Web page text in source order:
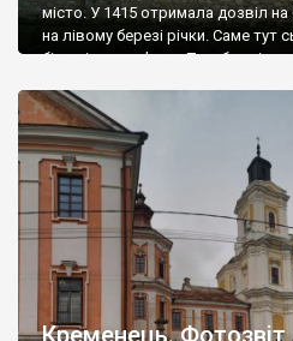
місто. У 1415 отримала дозвіл
на лівому березі річки. Саме тут
більшість пам’яток Теребовлі,
костел та цікаві будинки
Прогулянку центру місто почнемо
Кременець. Фотозвіт